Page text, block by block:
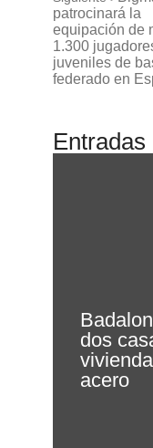
patrocinará la
equipación de
1.300
juveniles de
federado en
dos
acero